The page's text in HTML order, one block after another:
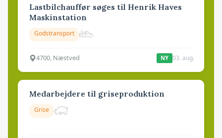
Lastbilchauffør søges til Henrik Haves
Maskinstation
Godstransport
4700, Næstved NY 03. aug.
Medarbejdere til griseproduktion
Grise